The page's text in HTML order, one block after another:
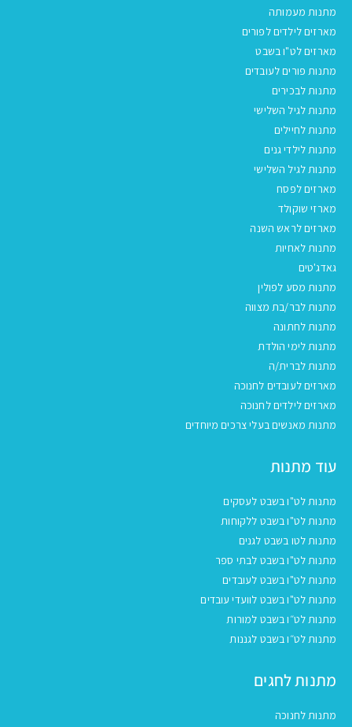
מתנות מעמותה
מארזים לילדים לפורים
מארזים לט"ו בשבט
מתנות פורים לעובדים
מתנות לבכירים
מתנות לגיל השלישי
מתנות לחיילים
מתנות לילדי גנים
מתנות לגיל השלישי
מארזים לפסח
מארזי שוקולד
מארזים לראש השנה
מתנות לאחיות
גאדג'טים
מתנות מסע לפולין
מתנות לבר/בת מצווה
מתנות לחתונה
מתנות לימי הולדת
מתנות לברית/ה
מארזים לעובדים לחנוכה
מארזים לילדים לחנוכה
מתנות מאנשים בעלי צרכים מיוחדים
עוד מתנות
מתנות לט"ו בשבט לעסקים
מתנות לט"ו בשבט ללקוחות
מתנות לטו בשבט לגנים
מתנות לט"ו בשבט לבתי ספר
מתנות לט"ו בשבט לעובדים
מתנות לט"ו בשבט לוועדי עובדים
מתנות לט״ו בשבט למורות
מתנות לט״ו בשבט לגננות
מתנות לחגים
מתנות לחנוכה